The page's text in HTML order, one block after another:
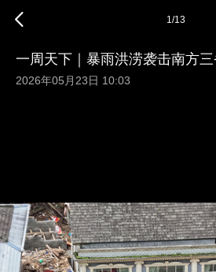
1/13
一周天下｜暴雨洪涝袭击南方
2026年05月23日 10:03